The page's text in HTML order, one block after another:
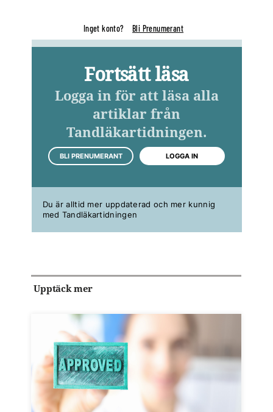
Inget konto? Bli Prenumerant
Fortsätt läsa
Logga in för att läsa alla
artiklar från
Tandläkartidningen.
BLI PRENUMERANT LOGGA IN
Du är alltid mer uppdaterad och mer kunnig
med Tandläkartidningen
Upptäck mer